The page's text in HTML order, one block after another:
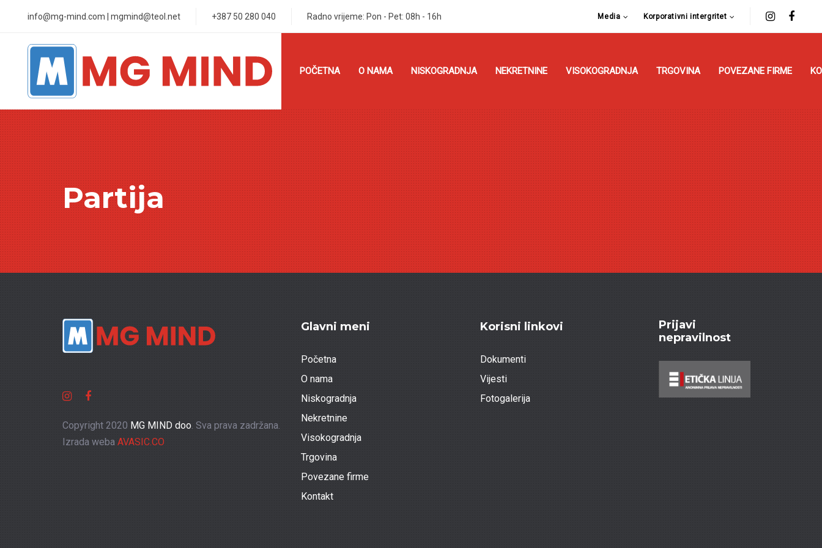
navigation
content
info@mg-mind.com | mgmind@teol.net +387 50 280 040 Radno vrijeme: Pon - Pet: 08h - 16h Media Korporativni intergritet
POČETNA O NAMA NISKOGRADNJA NEKRETNINE VISOKOGRADNJA TRGOVINA POVEZANE FIRME
Partija
Copyright 2020 MG MIND doo. Sva prava zadržana.
Izrada weba AVASIC.CO
Glavni meni
Početna
O nama
Niskogradnja
Nekretnine
Visokogradnja
Trgovina
Povezane firme
Kontakt
Korisni linkovi
Dokumenti
Vijesti
Fotogalerija
Prijavi
nepravilnost